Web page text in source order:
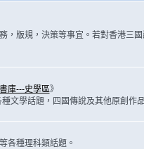
，版規，決策等事宜。若對香港三
庫---史學區》
文學話題，四國傳說及其他原創作
各種理科類話題。